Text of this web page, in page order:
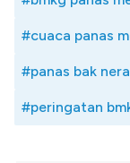
#cuaca panas
#panas bak
#peringatan